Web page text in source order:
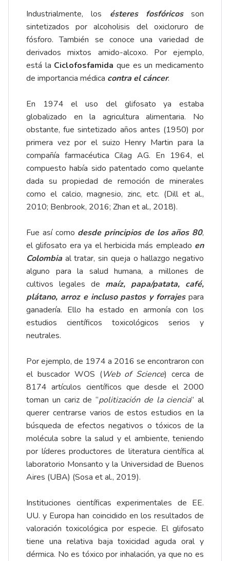
Industrialmente, los ésteres fosfóricosson
sintetizados por alcoholisis del oxicloruro de
fósforo. También se conoce una variedad de
derivados mixtos amido-alcoxo. Por ejemplo,
está la Ciclofosfamida que es un medicamento
de importancia médica contra el cáncer.
En 1974 el uso del glifosato ya estaba
globalizado en la agricultura alimentaria. No
obstante, fue sintetizado años antes (1950) por
primera vez por el suizo Henry Martin para la
compañía farmacéutica Cilag AG. En 1964, el
compuesto había sido patentado como quelante
dada su propiedad de remoción de minerales
como el calcio, magnesio, zinc, etc. (Dill et al.,
2010; Benbrook, 2016; Zhan et al., 2018).
Fue así como desde principios de los años 80,
el glifosato era ya el herbicida más empleado en
Colombia al tratar, sin queja o hallazgo negativo
alguno para la salud humana, a millones de
cultivos legales de maíz, papa/patata, café,
plátano, arroz e incluso pastos y forrajespara
ganadería. Ello ha estado en armonía con los
estudios científicos toxicológicos serios y
neutrales.
Por ejemplo, de 1974 a 2016 se encontraron con
el buscador WOS (Web of Science) cerca de
8174 artículos científicos que desde el 2000
toman un cariz de “politización de la ciencia” al
querer centrarse varios de estos estudios en la
búsqueda de efectos negativos o tóxicos de la
molécula sobre la salud y el ambiente, teniendo
por líderes productores de literatura científica al
laboratorio Monsanto y la Universidad de Buenos
Aires (UBA) (Sosa et al., 2019).
Instituciones científicas experimentales de EE.
UU. y Europa han coincidido en los resultados de
valoración toxicológica por especie. El glifosato
tiene una relativa baja toxicidad aguda oral y
dérmica. No es tóxico por inhalación, ya que no es